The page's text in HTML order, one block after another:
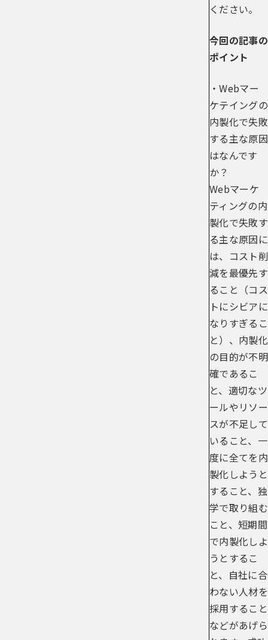
ください。
今回の記事の
ポイント
・Webマー
ケテイングの
内製化で失敗
する主な原因
はなんです
か？
Webマーケ
ティングの内
製化で失敗す
る主な原因に
は、コスト削
減を最優先す
ること（コス
トにシビアに
なりすぎるこ
と）、内製化
の目的が不明
確であるこ
と、適切なツ
ールやリソー
スが不足して
いること、一
度に全てを内
製化しようと
すること、独
学で取り組む
こと、短期間
で内製化しよ
うとするこ
と、自社に合
わない人材を
採用すること
などがあげら